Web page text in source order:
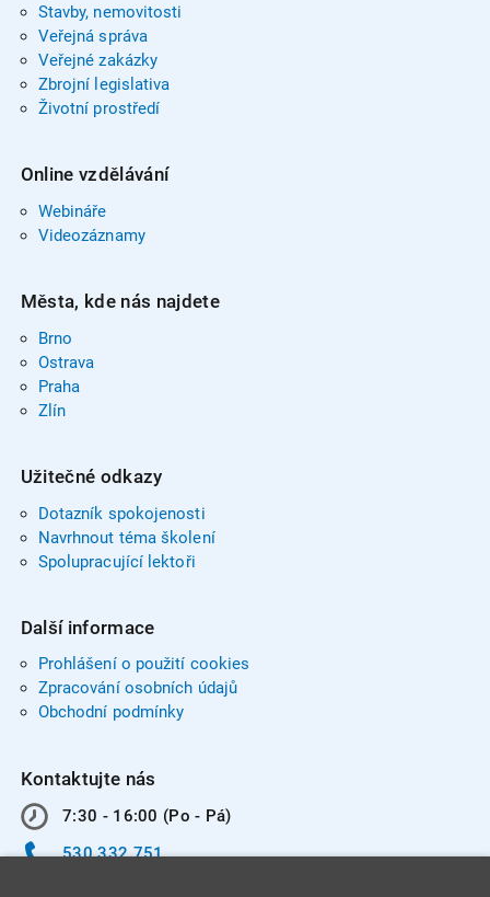
Stavby, nemovitosti
Veřejná správa
Veřejné zakázky
Zbrojní legislativa
Životní prostředí
Online vzdělávání
Webináře
Videozáznamy
Města, kde nás najdete
Brno
Ostrava
Praha
Zlín
Užitečné odkazy
Dotazník spokojenosti
Navrhnout téma školení
Spolupracující lektoři
Další informace
Prohlášení o použití cookies
Zpracování osobních údajů
Obchodní podmínky
Kontaktujte nás
7:30 - 16:00 (Po - Pá)
530 332 751